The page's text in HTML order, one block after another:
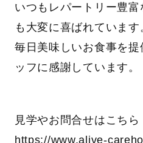
いつもレパートリー豊
も大変に喜ばれています
毎日美味しいお食事を
ッフに感謝しています。
見学やお問合せはこちら
https://www.alive-